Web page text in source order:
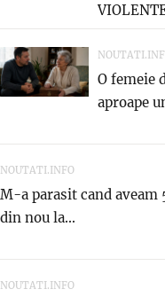
O femeie
aproape
NOUTATI.INFO
M-a parasit cand aveam
din nou la...
NOUTATI.INFO